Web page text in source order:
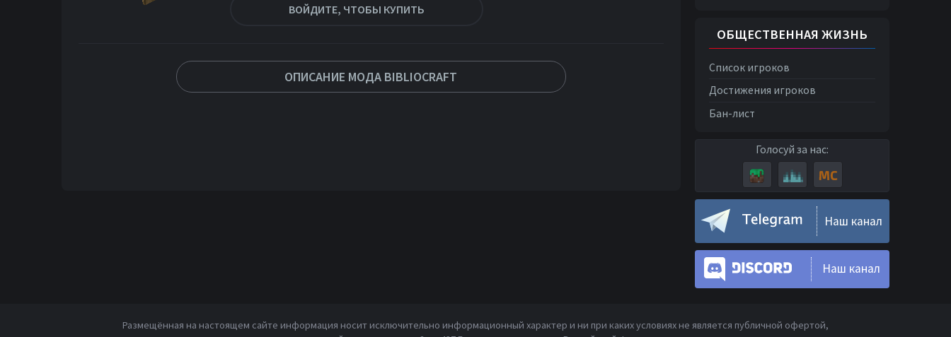
ВОЙДИТЕ, ЧТОБЫ КУПИТЬ
ОПИСАНИЕ МОДА BIBLIOCRAFT
ОБЩЕСТВЕННАЯ ЖИЗНЬ
Список игроков
Достижения игроков
Бан-лист
Голосуй за нас:
Наш канал
Наш канал
Размещённая на настоящем сайте информация носит исключительно информационный характер и ни при каких условиях не является публичной офертой,